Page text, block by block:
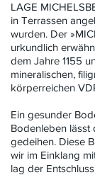
LAGE
in Terrassen
wurden. Der
urkundlich
dem Jahre 1155
mineralischen,
körperreichen
Ein gesunder
Bodenleben lässt
gedeihen. Diese
wir im Einklang
lag der